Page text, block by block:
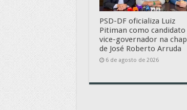
PSD-DF oficializa Luiz
Pitiman como candidato
vice-governador na
de José Roberto Arruda
6 de agosto de 2026